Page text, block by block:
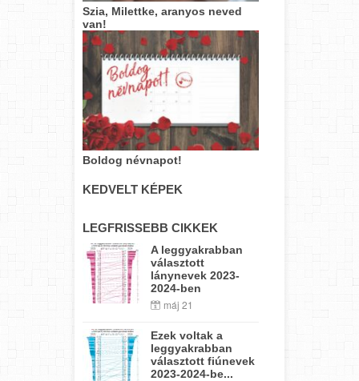
Szia, Milettke, aranyos neved
van!
Boldog névnapot!
KEDVELT KÉPEK
LEGFRISSEBB CIKKEK
A leggyakrabban
választott
lánynevek 2023-
2024-ben
máj 21
Ezek voltak a
leggyakrabban
választott fiúnevek
2023-2024-be...